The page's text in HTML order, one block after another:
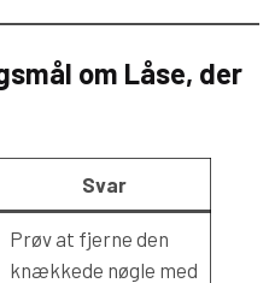
om Låse, der
Svar
Prøv at fjerne den
knækkede nøgle med